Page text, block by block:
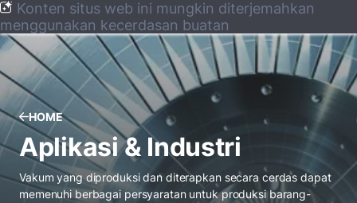
Konten situs web ini mungkin diterjemahkan
menggunakan kecerdasan buatan
HOME
Aplikasi & Industri
Vakum yang diproduksi dan diterapkan secara cerdas dapat
memenuhi berbagai persyaratan untuk produksi barang-